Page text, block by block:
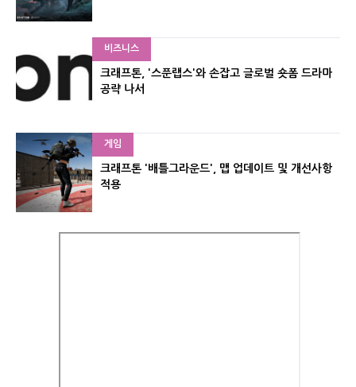
비즈니스
크래프톤, '스푼랩스'와 손잡고 글로벌 숏폼 드라마
공략 나서
게임
크래프톤 '배틀그라운드', 맵 업데이트 및 개선사항
적용